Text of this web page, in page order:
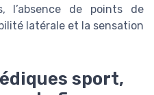
l’absence de points de
latérale et la sensation
sport,